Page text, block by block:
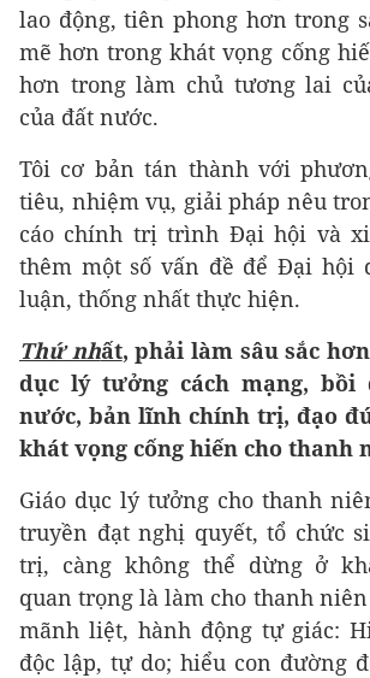
lao động, tiên phong hơn trong
mẽ hơn trong khát vọng cống
hơn trong làm chủ tương lai
của đất nước.
Tôi cơ bản tán thành với
tiêu, nhiệm vụ, giải pháp nêu
cáo chính trị trình Đại hội và
thêm một số vấn đề để Đại hội
luận, thống nhất thực hiện.
Thứ nhất, phải làm sâu sắc
dục lý tưởng cách mạng, bồi
nước, bản lĩnh chính trị, đạo
khát vọng cống hiến cho thanh
Giáo dục lý tưởng cho thanh
truyền đạt nghị quyết, tổ chức
trị, càng không thể dừng ở
quan trọng là làm cho thanh
mãnh liệt, hành động tự giác:
độc lập, tự do; hiểu con đường